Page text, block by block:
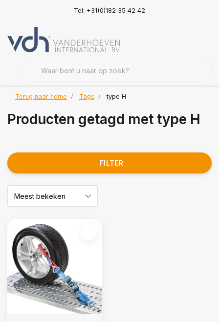
Tel: +31(0)182 35 42 42
Terug naar home Tags type H
Producten getagd met type H
FILTER